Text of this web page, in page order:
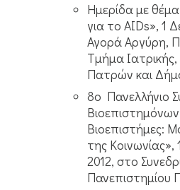
Ημερίδα με
για το AIDs», 1
Αγορά Αργύρη,
Τμήμα
Πατρών και
8ο Πανελλήνιο
Βιοεπιστήμες:
της
2012, στο
Πανεπιστημίου